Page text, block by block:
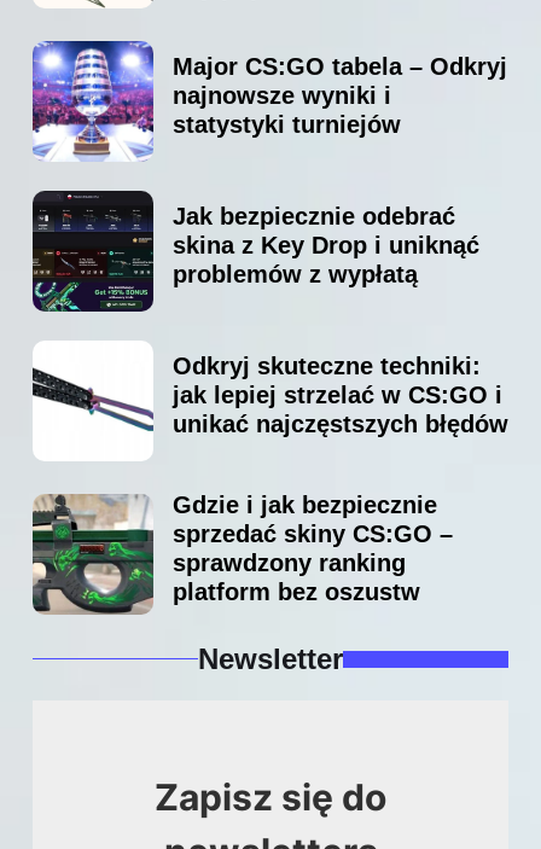
Major CS:GO tabela – Odkryj
najnowsze wyniki i
statystyki turniejów
Jak bezpiecznie odebrać
skina z Key Drop i uniknąć
problemów z wypłatą
Odkryj skuteczne techniki:
jak lepiej strzelać w CS:GO i
unikać najczęstszych błędów
Gdzie i jak bezpiecznie
sprzedać skiny CS:GO –
sprawdzony ranking
platform bez oszustw
Newsletter
Zapisz się do